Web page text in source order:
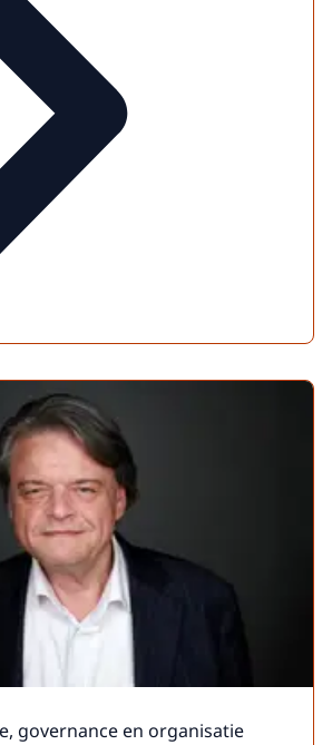
governance en organisatie